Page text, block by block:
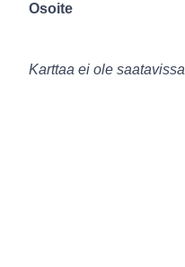
Osoite
Karttaa ei ole saatavissa